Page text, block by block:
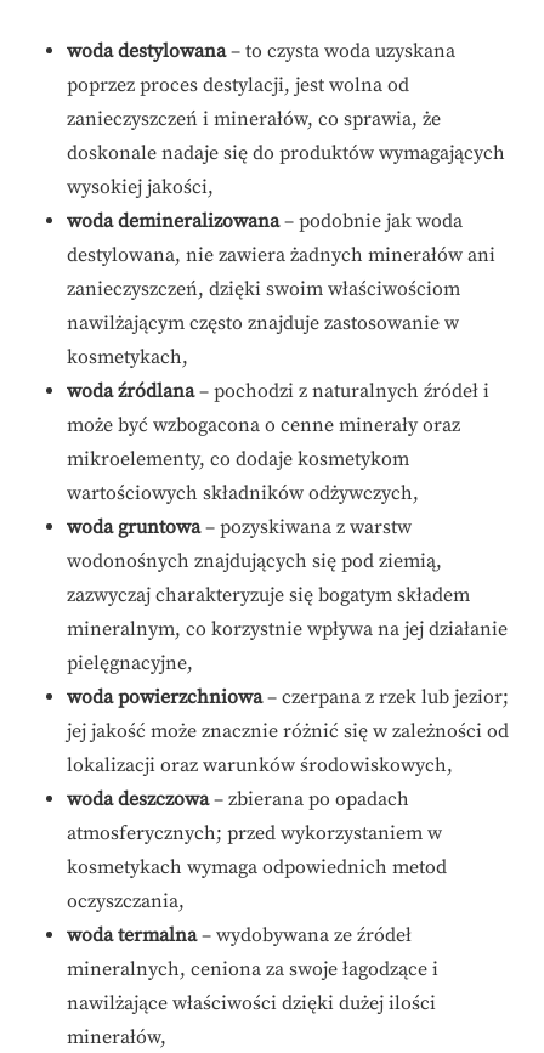
woda destylowana– to czysta woda uzyskana
poprzez proces destylacji, jest wolna od
zanieczyszczeń i minerałów, co sprawia, że
doskonale nadaje się do produktów wymagających
wysokiej jakości,
woda demineralizowana– podobnie jak woda
destylowana, nie zawiera żadnych minerałów ani
zanieczyszczeń, dzięki swoim właściwościom
nawilżającym często znajduje zastosowanie w
kosmetykach,
woda źródlana– pochodzi z naturalnych źródeł i
może być wzbogacona o cenne minerały oraz
mikroelementy, co dodaje kosmetykom
wartościowych składników odżywczych,
woda gruntowa– pozyskiwana z warstw
wodonośnych znajdujących się pod ziemią,
zazwyczaj charakteryzuje się bogatym składem
mineralnym, co korzystnie wpływa na jej działanie
pielęgnacyjne,
woda powierzchniowa– czerpana z rzek lub jezior;
jej jakość może znacznie różnić się w zależności od
lokalizacji oraz warunków środowiskowych,
woda deszczowa– zbierana po opadach
atmosferycznych; przed wykorzystaniem w
kosmetykach wymaga odpowiednich metod
oczyszczania,
woda termalna– wydobywana ze źródeł
mineralnych, ceniona za swoje łagodzące i
nawilżające właściwości dzięki dużej ilości
minerałów,